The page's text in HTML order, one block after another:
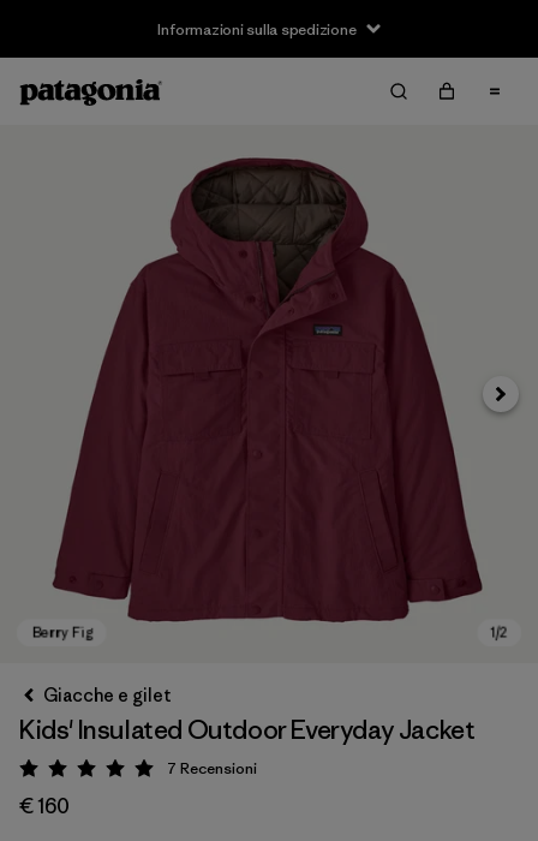
Informazioni sulla spedizione
Avanti
Giacche e gilet
Kids' Insulated Outdoor Everyday Jacket
Valutazione: 5 / 5
7 Recensioni
€ 160